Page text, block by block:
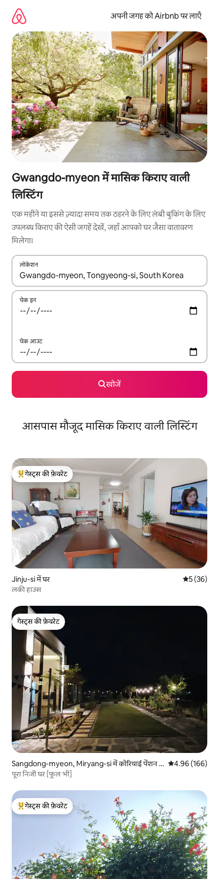
छोड़कर
सीधा
कॉन्टेंट
अपनी जगह को Airbnb पर लाएँ
Gwangdo-myeon में मासिक किराए वाली
लिस्टिंग
एक महीने या इससे ज़्यादा समय तक ठहरने के लिए लंबी बुकिंग के लिए
उपलब्ध किराए की ऐसी जगहें देखें, जहाँ आपको घर जैसा वातावरण
मिलेगा।
लोकेशन
नतीजों के उपलब्ध होने पर, अप और डाउन 'ऐरो की' का इस्तेमाल करके नेविगेट
चेक इन
चेक आउट
खोजें
आसपास मौजूद मासिक किराए वाली लिस्टिंग
गेस्ट्स का टॉप फ़ेवरेट
गेस्ट्स की फ़ेवरेट
Jinju-si में घर औसत रेटिंग
5 (36)
लकी हाउस
गेस्ट्स की फ़ेवरेट
गेस्ट्स की फ़ेवरेट
Sangdong-myeon, Miryang-si में कोरियाई पेंशन घ
र
औसत रेटिंग 5 में से
4.96 (166)
पूरा निजी घर [फूल भी]
गेस्ट्स का टॉप फ़ेवरेट
गेस्ट्स की फ़ेवरेट